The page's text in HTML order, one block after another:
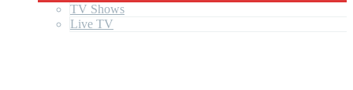
TV Shows
Live TV